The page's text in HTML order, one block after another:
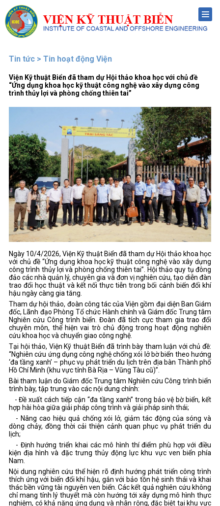
Menu
Tin tức > Tin hoạt động Viện
Viện Kỹ thuật Biển đã tham dự Hội thảo khoa học với chủ đề
“Ứng dụng khoa học kỹ thuật công nghệ vào xây dựng công
trình thủy lợi và phòng chống thiên tai”
Ngày 10/4/2026, Viện Kỹ thuật Biển đã tham dự Hội thảo khoa học
với chủ đề “Ứng dụng khoa học kỹ thuật công nghệ vào xây dựng
công trình thủy lợi và phòng chống thiên tai”. Hội thảo quy tụ đông
đảo các nhà quản lý, chuyên gia và đơn vị nghiên cứu, tạo diễn đàn
trao đổi học thuật và kết nối thực tiễn trong bối cảnh biến đổi khí
hậu ngày càng gia tăng.
Tham dự hội thảo, đoàn công tác của Viện gồm đại diện Ban Giám
đốc, Lãnh đạo Phòng Tổ chức Hành chính và Giám đốc Trung tâm
Nghiên cứu Công trình biển. Đoàn đã tích cực tham gia trao đổi
chuyên môn, thể hiện vai trò chủ động trong hoạt động nghiên
cứu khoa học và chuyển giao công nghệ.
Tại hội thảo, Viện Kỹ thuật Biển đã trình bày tham luận với chủ đề:
“Nghiên cứu ứng dụng công nghệ chống xói lở bờ biển theo hướng
‘đa tầng xanh’ – phục vụ phát triển du lịch trên địa bàn Thành phố
Hồ Chí Minh (khu vực tỉnh Bà Rịa – Vũng Tàu cũ)”.
Bài tham luận do Giám đốc Trung tâm Nghiên cứu Công trình biển
trình bày, tập trung vào các nội dung chính:
- Đề xuất cách tiếp cận “đa tầng xanh” trong bảo vệ bờ biển, kết
hợp hài hòa giữa giải pháp công trình và giải pháp sinh thái;
- Nâng cao hiệu quả chống xói lở, giảm tác động của sóng và
dòng chảy, đồng thời cải thiện cảnh quan phục vụ phát triển du
lịch;
- Định hướng triển khai các mô hình thí điểm phù hợp với điều
kiện địa hình và đặc trưng thủy động lực khu vực ven biển phía
Nam.
Nội dung nghiên cứu thể hiện rõ định hướng phát triển công trình
thích ứng với biến đổi khí hậu, gắn với bảo tồn hệ sinh thái và khai
thác bền vững tài nguyên ven biển. Các kết quả nghiên cứu không
chỉ mang tính lý thuyết mà còn hướng tới xây dựng mô hình thực
nghiệm, có khả năng ứng dụng và nhân rộng, đặc biệt tại khu vực